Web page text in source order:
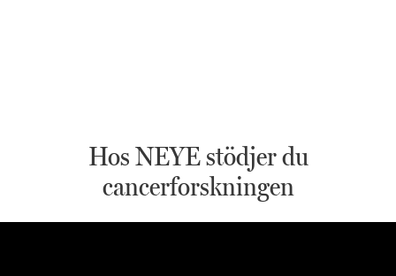
Hos NEYE stödjer du
cancerforskningen